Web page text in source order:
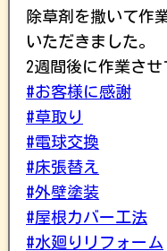
除草剤を撒いて作
いただきました。
2週間後に作業させ
#お客様に感謝
#草取り
#電球交換
#床張替え
#外壁塗装
#屋根カバー工法
#水廻りリフォーム